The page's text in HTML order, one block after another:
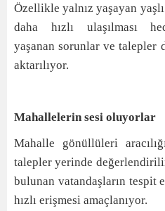
Özellikle yalnız yaşayan
daha hızlı ulaşılması
yaşanan sorunlar ve
aktarılıyor.
Mahallelerin sesi oluyorlar
Mahalle gönüllüleri
talepler yerinde
bulunan vatandaşların tespit
hızlı erişmesi amaçlanıyor.